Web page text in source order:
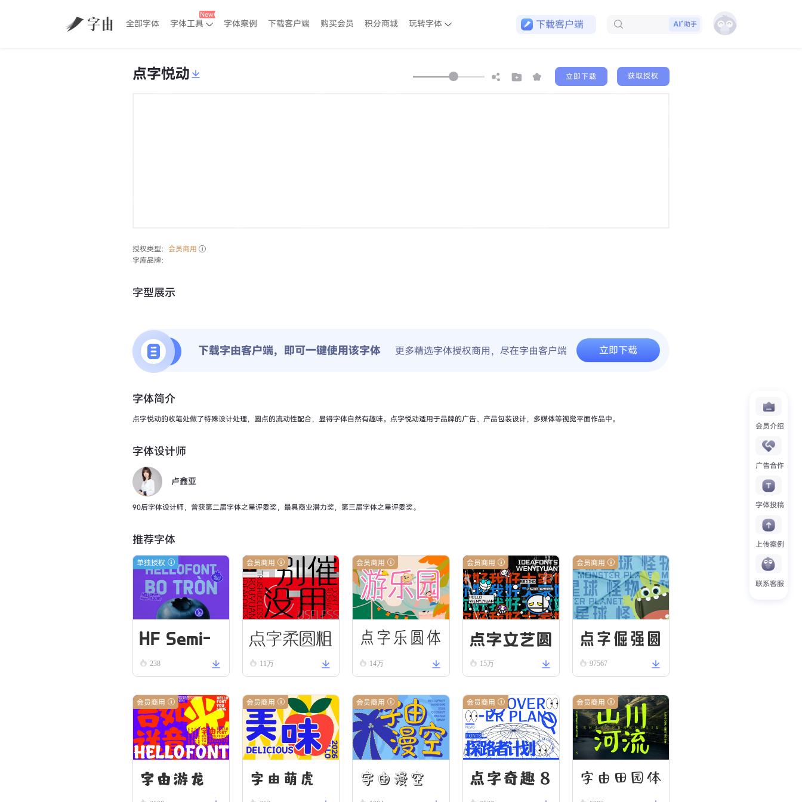
全部字体 字体工具 字体案例 下载客户端 购买会员 积分商城 玩转字体
下载客户端
助手
会员介绍
广告合作
字体投稿
上传案例
联系客服
点字悦动 立即下载 获取授权
授权类型： 会员商用
字库品牌：
字型展示
下载字由客户端，即可一键使用该字体 更多精选字体授权商用，尽在字由客户端 立即下载
字体简介
点字悦动的收笔处做了特殊设计处理，圆点的流动性配合，显得字体自然有趣味。点字悦动适用于品牌的广告、产品包装设计，多媒体等视觉平面作品中。
字体设计师
卢鑫亚
90后字体设计师，曾获第二届字体之星评委奖，最具商业潜力奖，第三届字体之星评委奖。
推荐字体
单独授权
HF Semi-
Round VN
Bold
238
会员商用
点字柔圆粗
11万
会员商用
点字乐圆体
14万
会员商用
点字文艺圆
85
15万
会员商用
点字倔强圆
7597567
会员商用
字由游龙
会员商用
字由萌虎
会员商用
字由漫空
会员商用
点字奇趣 8
会员商用
字由田园体